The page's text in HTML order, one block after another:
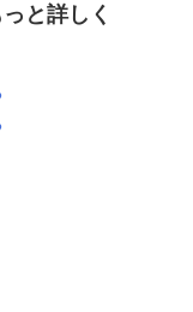
と詳しく